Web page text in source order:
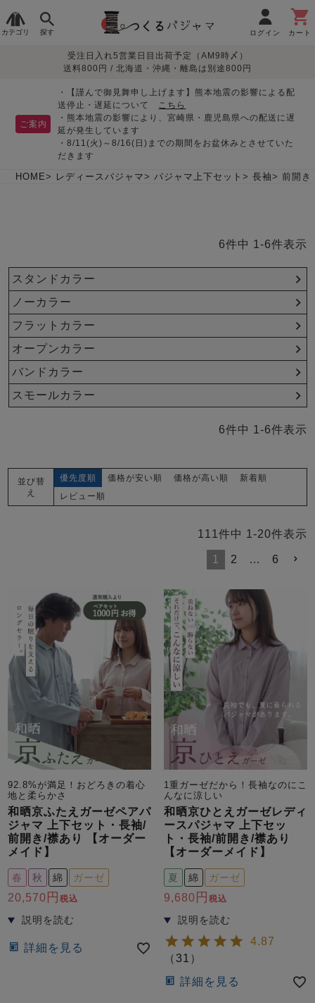
カテゴリ 探す ログイン カート
レディースパジャマ
秋 冬
春 夏 秋
ボーイズパジャマ
春 秋
生地で
さがす
オーガニック素材
サッカー/ちぢみ 楊
起毛/フランネル
売れ筋ランキング
- Item Ranking -
- New Arrival -
すべての生地一覧はこちら
目的別で
さがす
敏感肌用
パジャマ
入院・介護
胸が目立たない
パジャマ
そろえたい
体型別におすすめパジ
ャマ
売れ筋ランキング
- Item Ranking -
新着商品
- New Arrival -
目的別でさがす一覧はこちら
デザインで
さがす
羽織・バスロ
上着単品
パジャマ
半袖 七分袖
前開き かぶり スリーパー
作務衣
羽織・バスロ
ーブ
上着単品
ズボン単品
ズ
夏パジャマ特集 つくるパジャマとは
について
会社概要
受注日入れ5営業日目出荷予定（AM9時〆）
送料800円 / 北海道・沖縄・離島は別途800円
ご案内
・【謹んで御見舞申し上げます】熊本地震の影響による配
送停止・遅延について こちら
・熊本地震の影響により、宮崎県・鹿児島県への配送に遅
延が発生しています
・8/11(火)～8/16(日)までの期間をお盆休みとさせていた
だきます
HOME レディースパジャマ パジャマ上下セット 長袖 前開き
6件中 1 -6件表示
スタンドカラー
ノーカラー
フラットカラー
オープンカラー
バンドカラー
スモールカラー
6件中 1 -6件表示
並び替
え
優先度順 価格が安い順 価格が高い順
新着順
レビュー順
111 件中 1 -20件表示
1 2 … 6
92.8%が満足！おどろきの着心
地と柔らかさ
和晒京ふたえガーゼペアパ
ジャマ 上下セット・長袖/
前開き/襟あり 【オーダー
メイド】
春 秋 綿 ガーゼ
20,570 税込
詳細を見る
1重ガーゼだから！長袖なのにこ
んなに涼しい
和晒京ひとえガーゼレディ
ースパジャマ 上下セッ
ト・長袖/前開き/襟あり
【オーダーメイド】
夏 綿 ガーゼ
9,680 税込
4.87
（31 ）
詳細を見る